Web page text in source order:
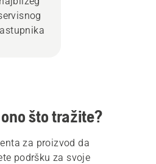
što tražite?
za proizvod da
podršku za svoje